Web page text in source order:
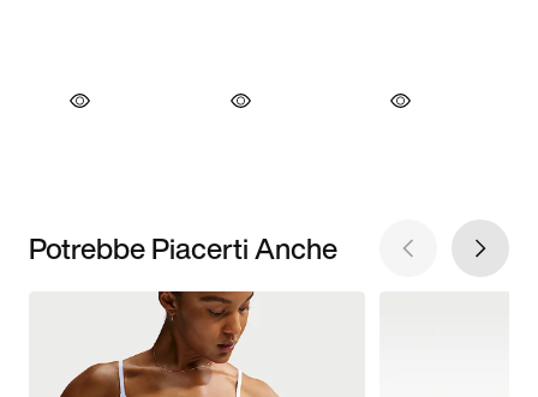
Potrebbe Piacerti Anche